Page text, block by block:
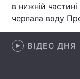
Зброя
в нижній
черпала воду
ВІДЕО ДНЯ